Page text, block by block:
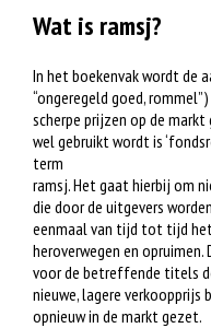
Wat is ramsj?
In het boekenvak wordt de
“ongeregeld goed,
scherpe prijzen op de markt
wel gebruikt wordt is
term
ramsj. Het gaat hierbij om
die door de uitgevers
eenmaal van tijd tot tijd
heroverwegen en
voor de betreffende titels
nieuwe, lagere verkoopprijs
opnieuw in de markt gezet.